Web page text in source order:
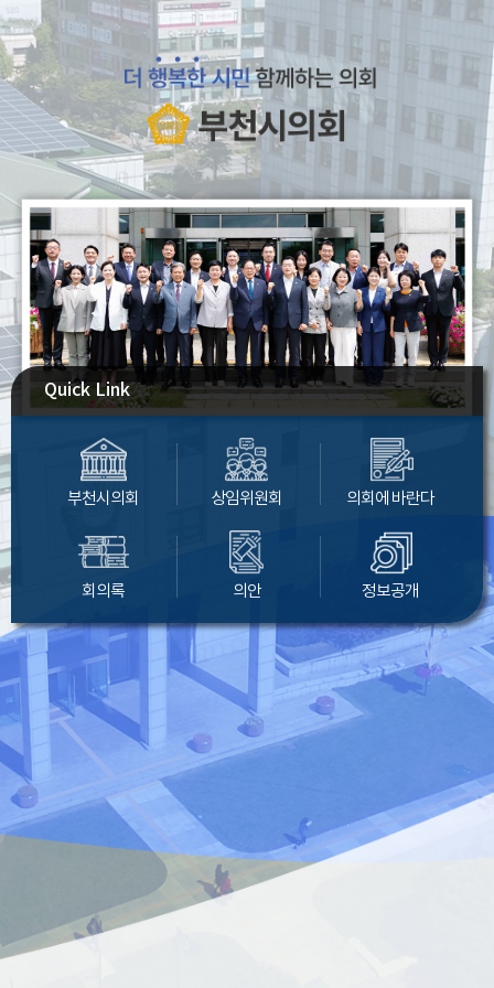
Quick Link
부천시의회 상임위원회 의회에 바란다
회의록 의안 정보공개